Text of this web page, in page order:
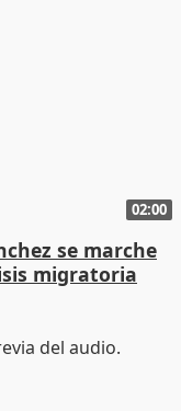
02:00
se marche
migratoria